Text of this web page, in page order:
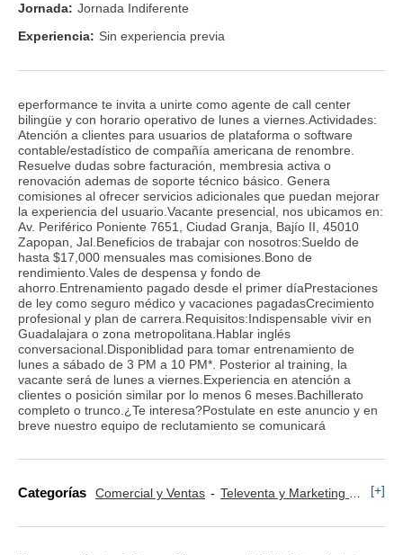
Jornada: Jornada Indiferente
Experiencia: Sin experiencia previa
eperformance te invita a unirte como agente de call center
bilingüe y con horario operativo de lunes a viernes.Actividades:
Atención a clientes para usuarios de plataforma o software
contable/estadístico de compañía americana de renombre.
Resuelve dudas sobre facturación, membresia activa o
renovación ademas de soporte técnico básico. Genera
comisiones al ofrecer servicios adicionales que puedan mejorar
la experiencia del usuario.Vacante presencial, nos ubicamos en:
Av. Periférico Poniente 7651, Ciudad Granja, Bajío II, 45010
Zapopan, Jal.Beneficios de trabajar con nosotros:Sueldo de
hasta $17,000 mensuales mas comisiones.Bono de
rendimiento.Vales de despensa y fondo de
ahorro.Entrenamiento pagado desde el primer díaPrestaciones
de ley como seguro médico y vacaciones pagadasCrecimiento
profesional y plan de carrera.Requisitos:Indispensable vivir en
Guadalajara o zona metropolitana.Hablar inglés
conversacional.Disponiblidad para tomar entrenamiento de
lunes a sábado de 3 PM a 10 PM*. Posterior al training, la
vacante será de lunes a viernes.Experiencia en atención a
clientes o posición similar por lo menos 6 meses.Bachillerato
completo o trunco.¿Te interesa?Postulate en este anuncio y en
breve nuestro equipo de reclutamiento se comunicará
Categorías Comercial y Ventas Televenta y Marketing Telefónico [+]